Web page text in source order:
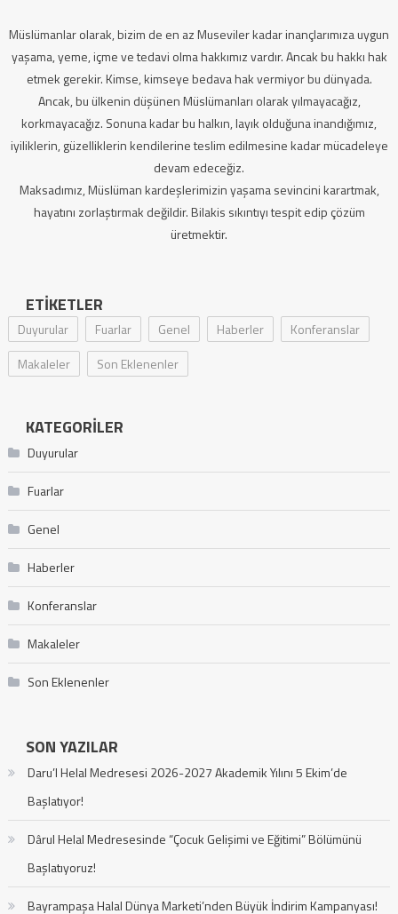
Müslümanlar olarak, bizim de en az Museviler kadar inançlarımıza uygun
yaşama, yeme, içme ve tedavi olma hakkımız vardır. Ancak bu hakkı hak
etmek gerekir. Kimse, kimseye bedava hak vermiyor bu dünyada.
Ancak, bu ülkenin düşünen Müslümanları olarak yılmayacağız,
korkmayacağız. Sonuna kadar bu halkın, layık olduğuna inandığımız,
iyiliklerin, güzelliklerin kendilerine teslim edilmesine kadar mücadeleye
devam edeceğiz.
Maksadımız, Müslüman kardeşlerimizin yaşama sevincini karartmak,
hayatını zorlaştırmak değildir. Bilakis sıkıntıyı tespit edip çözüm
üretmektir.
ETIKETLER
Duyurular Fuarlar Genel Haberler
Konferanslar
Makaleler
Son Eklenenler
KATEGORILER
Duyurular
Fuarlar
Genel
Haberler
Konferanslar
Makaleler
Son Eklenenler
SON YAZILAR
Daru’l Helal Medresesi 2026-2027 Akademik Yılını 5 Ekim’de
Başlatıyor!
Dârul Helal Medresesinde “Çocuk Gelişimi ve Eğitimi” Bölümünü
Başlatıyoruz!
Bayrampaşa Halal Dünya Marketi’nden Büyük İndirim Kampanyası!